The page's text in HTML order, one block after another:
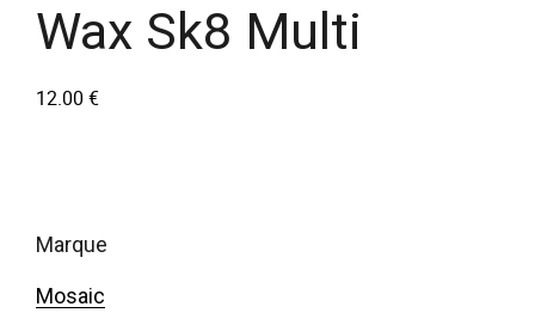
Wax Sk8 Multi
12.00 €
marque
Mosaic